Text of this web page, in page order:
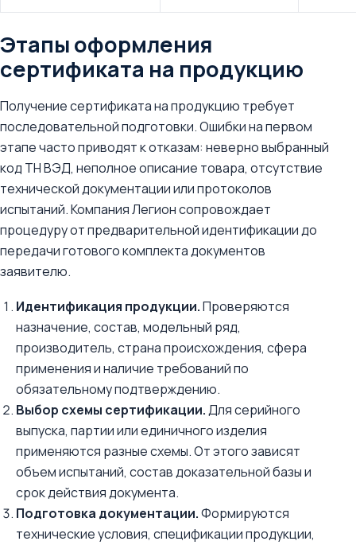
Этапы оформления
сертификата на продукцию
Получение сертификата на продукцию требует
последовательной подготовки. Ошибки на первом
этапе часто приводят к отказам: неверно выбранный
код ТН ВЭД, неполное описание товара, отсутствие
технической документации или протоколов
испытаний. Компания Легион сопровождает
процедуру от предварительной идентификации до
передачи готового комплекта документов
заявителю.
Идентификация продукции.Проверяются
назначение, состав, модельный ряд,
производитель, страна происхождения, сфера
применения и наличие требований по
обязательному подтверждению.
Выбор схемы сертификации.Для серийного
выпуска, партии или единичного изделия
применяются разные схемы. От этого зависят
объем испытаний, состав доказательной базы и
срок действия документа.
Подготовка документации.Формируются
технические условия, спецификации продукции,